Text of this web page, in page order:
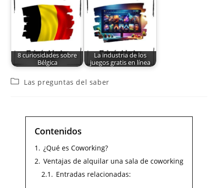
8 curiosidades sobre
Bélgica
La industria de los
juegos gratis en línea
Las preguntas del saber
Contenidos
1. ¿Qué es Coworking?
2. Ventajas de alquilar una sala de coworking
2.1. Entradas relacionadas: